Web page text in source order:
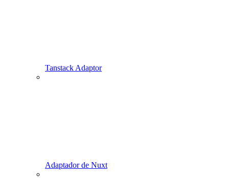
Tanstack Adaptor
Adaptador de Nuxt